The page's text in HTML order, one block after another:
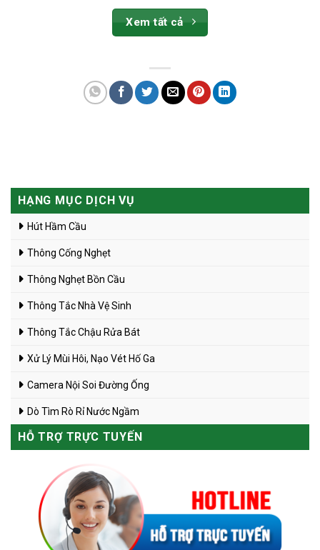
Xem tất cả
HẠNG MỤC DỊCH VỤ
Hút Hầm Cầu
Thông Cống Nghẹt
Thông Nghẹt Bồn Cầu
Thông Tắc Nhà Vệ Sinh
Thông Tắc Chậu Rửa Bát
Xử Lý Mùi Hôi, Nạo Vét Hố Ga
Camera Nội Soi Đường Ống
Dò Tìm Rò Rỉ Nước Ngầm
HỖ TRỢ TRỰC TUYẾN